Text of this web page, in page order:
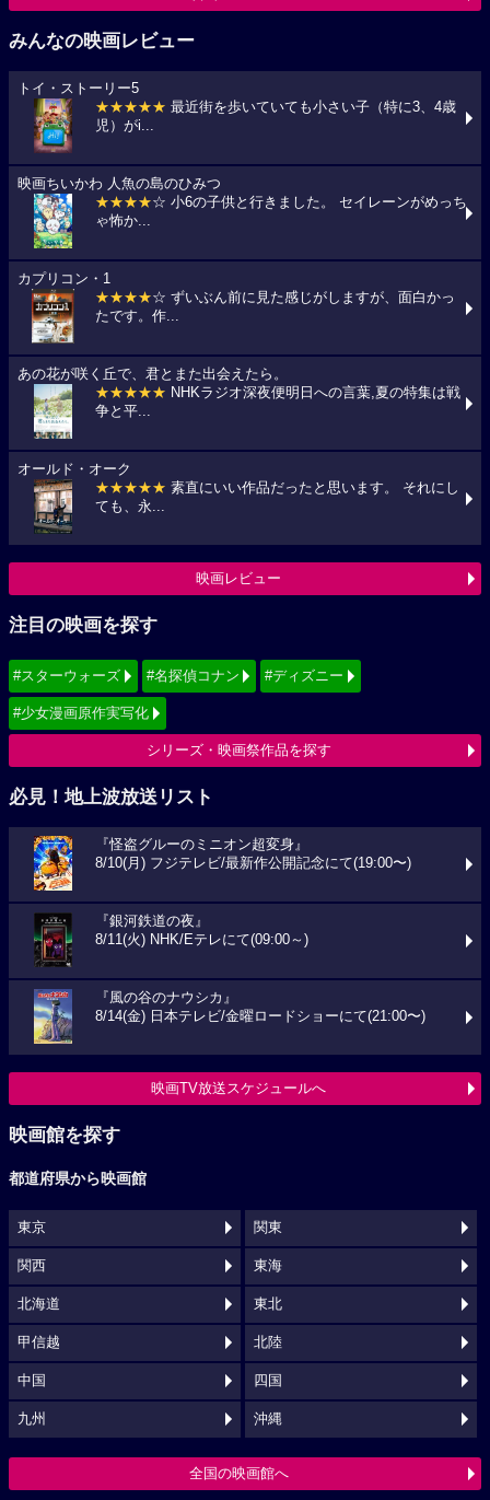
みんなの映画レビュー
トイ・ストーリー5
★★★★★ 最近街を歩いていても小さい子（特に3、4歳
児）がi...
映画ちいかわ 人魚の島のひみつ
★★★★☆ 小6の子供と行きました。 セイレーンがめっち
ゃ怖か...
カプリコン・1
★★★★☆ ずいぶん前に見た感じがしますが、面白かっ
たです。作...
あの花が咲く丘で、君とまた出会えたら。
★★★★★ NHKラジオ深夜便明日への言葉,夏の特集は戦
争と平...
オールド・オーク
★★★★★ 素直にいい作品だったと思います。 それにし
ても、永...
映画レビュー
注目の映画を探す
#スターウォーズ #名探偵コナン #ディズニー
#少女漫画原作実写化
シリーズ・映画祭作品を探す
必見！地上波放送リスト
『怪盗グルーのミニオン超変身』
8/10(月) フジテレビ/最新作公開記念にて(19:00〜)
『銀河鉄道の夜』
8/11(火) NHK/Eテレにて(09:00～)
『風の谷のナウシカ』
8/14(金) 日本テレビ/金曜ロードショーにて(21:00〜)
映画TV放送スケジュールへ
映画館を探す
都道府県から映画館
東京 関東
関西 東海
北海道 東北
甲信越 北陸
中国 四国
九州 沖縄
全国の映画館へ